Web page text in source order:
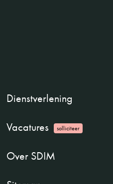
Dienstverlening
Vacatures solliciteer
Over SDIM